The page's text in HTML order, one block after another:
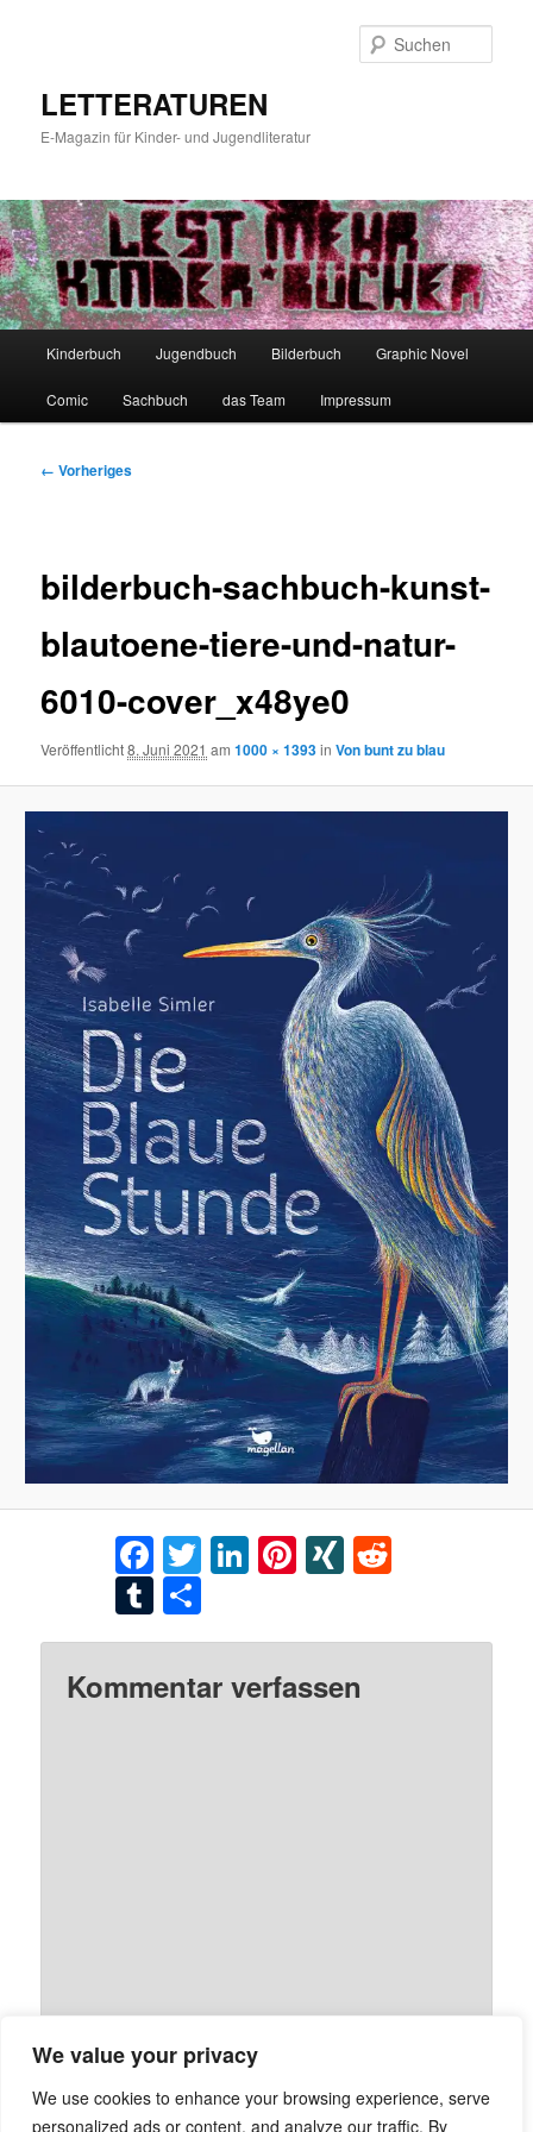
We value your privacy
We use cookies to enhance your browsing experience, serve
personalized ads or content, and analyze our traffic. By
LETTERATUREN
E-Magazin für Kinder- und Jugendliteratur
Kinderbuch Jugendbuch Bilderbuch Graphic Novel
Comic Sachbuch das Team Impressum
Bilder-
← Vorheriges
bilderbuch-sachbuch-kunst-
blautoene-tiere-und-natur-
6010-cover_x48ye0
Veröffentlicht8. Juni 2021 am1000 × 1393inVon bunt zu blau
Facebook
Twitter
LinkedIn
Pinterest
XING
Tumblr
Kommentar verfassen